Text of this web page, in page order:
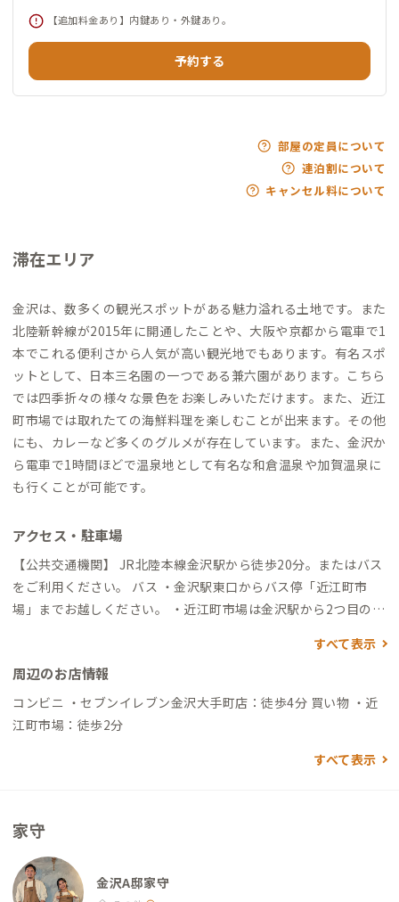
【追加料金あり】内鍵あり・外鍵あり。
予約する
部屋の定員について
連泊割について
キャンセル料について
滞在エリア
金沢は、数多くの観光スポットがある魅力溢れる土地です。また
北陸新幹線が2015年に開通したことや、大阪や京都から電車で1
本でこれる便利さから人気が高い観光地でもあります。有名スポ
ットとして、日本三名園の一つである兼六園があります。こちら
では四季折々の様々な景色をお楽しみいただけます。また、近江
町市場では取れたての海鮮料理を楽しむことが出来ます。その他
にも、カレーなど多くのグルメが存在しています。また、金沢か
ら電車で1時間ほどで温泉地として有名な和倉温泉や加賀温泉に
も行くことが可能です。
アクセス・駐車場
【公共交通機関】 JR北陸本線金沢駅から徒歩20分。またはバス
をご利用ください。 バス ・金沢駅東口からバス停「近江町市
場」までお越しください。 ・近江町市場は金沢駅から2つ目の停
aは市場を通り抜けて徒歩約5分です。 ・所要時間：乗車時間約5
分、徒歩5分 ・金額：200円 【車】 ・金沢駅から車で10分 ※当
施設は専用駐車場の用意がないため、近隣のコインパーキング
のご利用をお願いしております。近隣に複数ヵ所コインパーキン
すべて表示
周辺のお店情報
コンビニ ・セブンイレブン金沢大手町店：徒歩4分 買い物 ・近
江町市場：徒歩2分
すべて表示
家守
金沢A邸家守